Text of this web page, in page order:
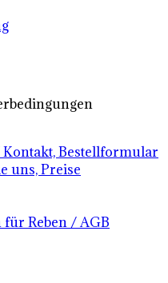
Bestellformular
uns, Preise
Reben / AGB